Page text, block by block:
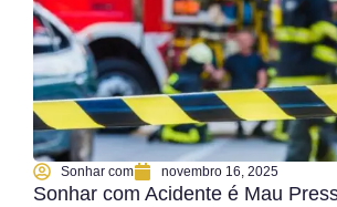
Sonhar com novembro 16, 2025
Sonhar com Acidente é Mau